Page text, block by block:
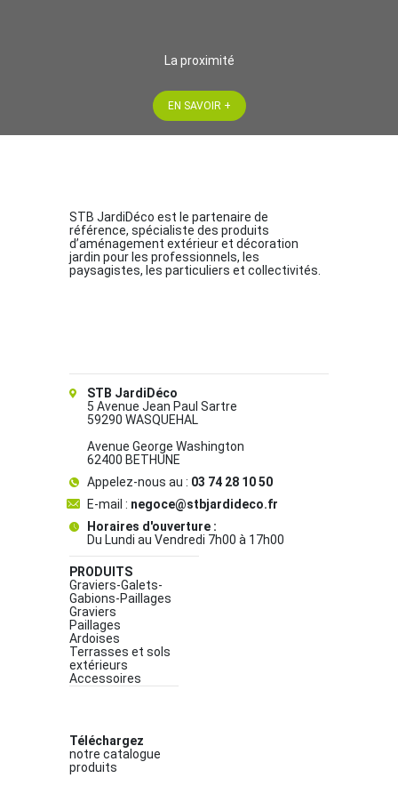
La proximité
EN SAVOIR +
STB JardiDéco est le partenaire de
référence, spécialiste des produits
d’aménagement extérieur et décoration
jardin pour les professionnels, les
paysagistes, les particuliers et collectivités.
STB JardiDéco
5 Avenue Jean Paul Sartre
59290 WASQUEHAL
Avenue George Washington
62400 BETHUNE
Appelez-nous au : 03 74 28 10 50
E-mail : negoce@stbjardideco.fr
Horaires d'ouverture :
Du Lundi au Vendredi 7h00 à 17h00
PRODUITS
Graviers-Galets-
Gabions-Paillages
Graviers
Paillages
Ardoises
Terrasses et sols
extérieurs
Accessoires
Téléchargez
notre catalogue
produits